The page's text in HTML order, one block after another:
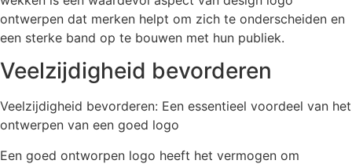
ontwerpen dat merken helpt om zich te onderscheiden en
een sterke band op te bouwen met hun publiek.
Veelzijdigheid bevorderen
Veelzijdigheid bevorderen: Een essentieel voordeel van het
ontwerpen van een goed logo
Een goed ontworpen logo heeft het vermogen om